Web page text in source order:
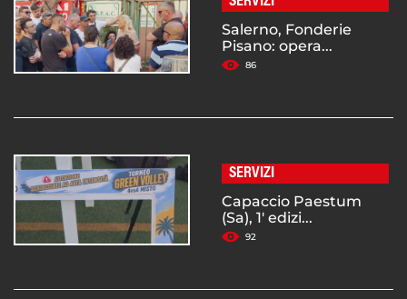
Salerno, Fonderie
Pisano: opera...
86
SERVIZI
Capaccio Paestum
(Sa), 1' edizi...
92